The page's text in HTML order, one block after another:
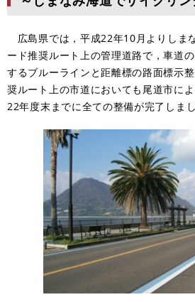
広島県では，平成22年10月よりしま
ード推奨ルート上の管理道路で，車道
するブルーラインと距離標の路面標示
奨ルート上の市道においても尾道市に
22年度末までに全ての整備が完了しまし